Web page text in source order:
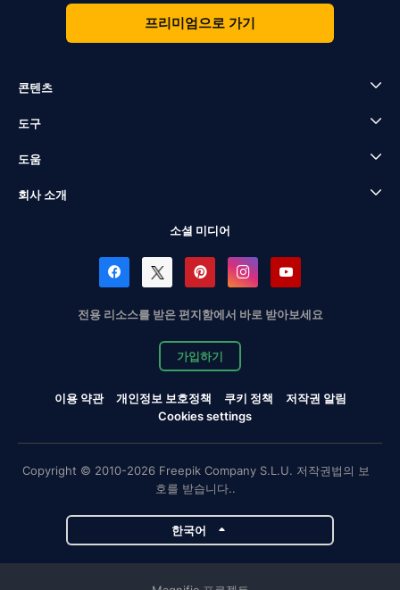
프리미엄으로 가기
콘텐츠
도구
도움
회사 소개
소셜 미디어
전용 리소스를 받은 편지함에서 바로 받아보세요
가입하기
이용 약관 개인정보 보호정책 쿠키 정책
저작권 알림
Cookies settings
Copyright © 2010-2026 Freepik Company S.L.U. 저작권법의 보
호를 받습니다..
한국어